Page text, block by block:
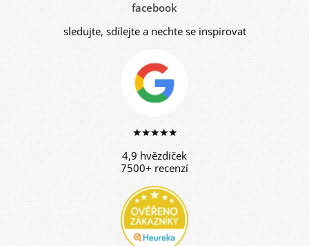
facebook
sledujte, sdílejte a nechte se inspirovat
★★★★★
4,9 hvězdiček
7500+ recenzí